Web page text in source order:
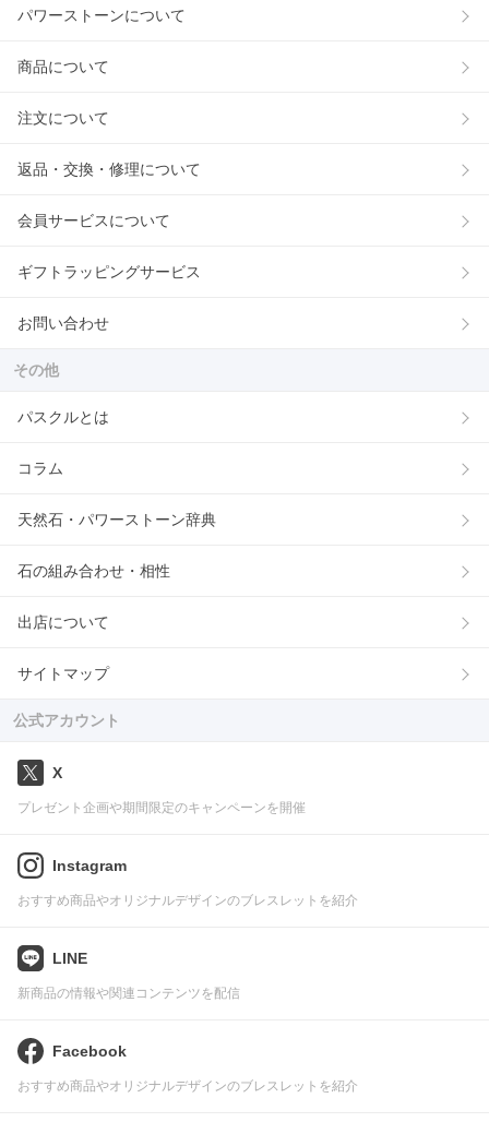
パワーストーンについて
商品について
注文について
返品・交換・修理について
会員サービスについて
ギフトラッピングサービス
お問い合わせ
その他
パスクルとは
コラム
天然石・パワーストーン辞典
石の組み合わせ・相性
出店について
サイトマップ
公式アカウント
X
プレゼント企画や期間限定のキャンペーンを開催
Instagram
おすすめ商品やオリジナルデザインのブレスレットを紹介
LINE
新商品の情報や関連コンテンツを配信
Facebook
おすすめ商品やオリジナルデザインのブレスレットを紹介